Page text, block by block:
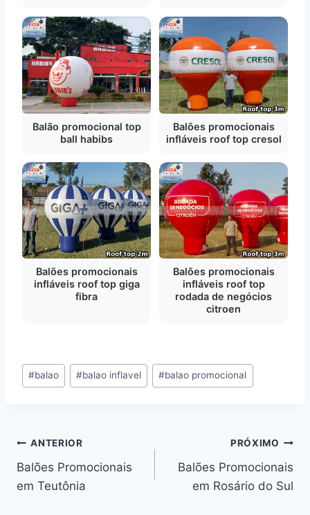
Balão promocional top
ball habibs
Balões promocionais
infláveis roof top cresol
Balões promocionais
infláveis roof top giga
fibra
Balões promocionais
infláveis roof top
rodada de negócios
citroen
Tags
do
#balao #balao inflavel #balao promocional
Navegação
de
ANTERIOR
Balões Promocionais
em Teutônia
PRÓXIMO
Balões Promocionais
em Rosário do Sul